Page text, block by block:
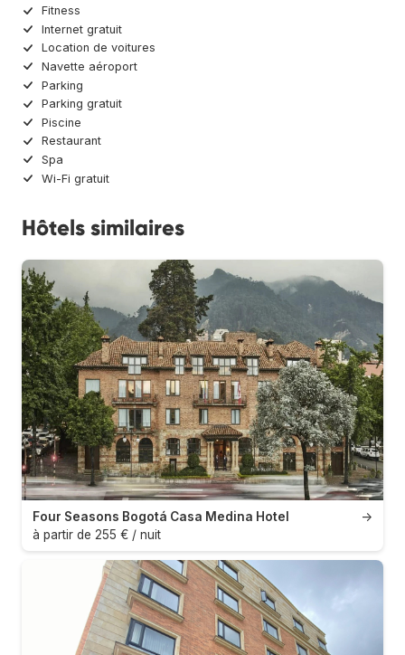
Fitness
Internet gratuit
Location de voitures
Navette aéroport
Parking
Parking gratuit
Piscine
Restaurant
Spa
Wi-Fi gratuit
Hôtels similaires
→
Four Seasons Bogotá Casa Medina Hotel
à partir de 255 € / nuit